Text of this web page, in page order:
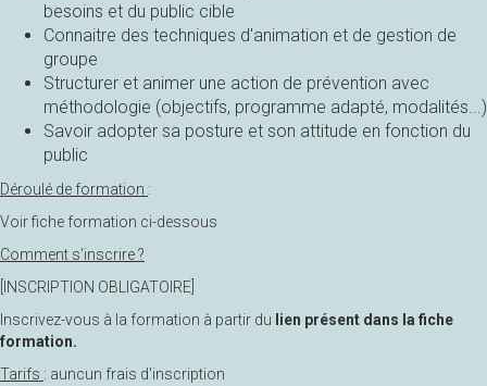
besoins et du public cible
Connaitre des techniques d'animation et de gestion de
groupe
Structurer et animer une action de prévention avec
méthodologie (objectifs, programme adapté, modalités...)
Savoir adopter sa posture et son attitude en fonction du
public
Déroulé de formation :
Voir fiche formation ci-dessous
Comment s'inscrire ?
[INSCRIPTION OBLIGATOIRE]
Inscrivez-vous à la formation à partir du lien présent dans la fiche
formation.
Tarifs : auncun frais d'inscription